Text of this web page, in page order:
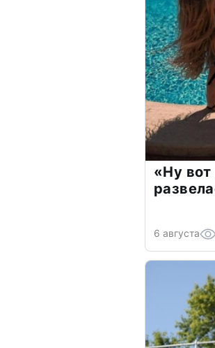
«Ну
6 августа